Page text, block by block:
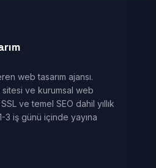
web tasarım ajansı.
ve kurumsal web
ve temel SEO dahil yıllık
3 iş günü içinde yayına